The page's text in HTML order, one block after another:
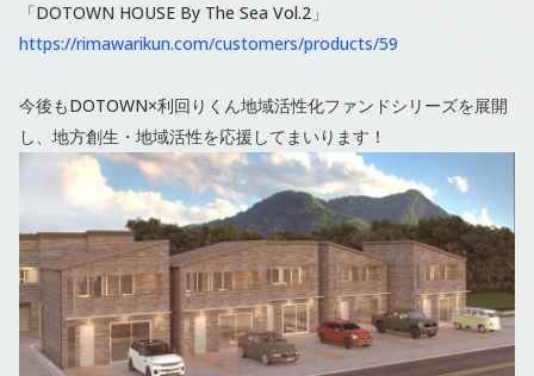
「DOTOWN HOUSE By The Sea Vol.2」
https://rimawarikun.com/customers/products/59
今後もDOTOWN×利回りくん地域活性化ファンドシリーズを展開
し、地方創生・地域活性を応援してまいります！